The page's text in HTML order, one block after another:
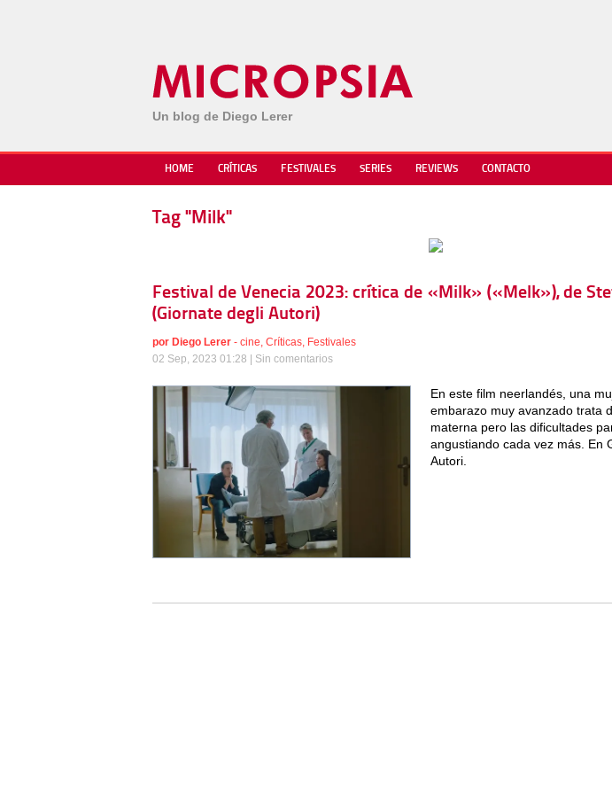
Un blog de Diego Lerer
HOME CRÍTICAS FESTIVALES SERIES REVIEWS CONTACTO
Tag "Milk"
Festival de Venecia 2023: crítica de «Milk» («Melk»), de
(Giornate degli Autori)
por Diego Lerer - cine, Críticas, Festivales
02 Sep, 2023 01:28 | Sin comentarios
En este film neerlandés, una
embarazo muy avanzado trata
materna pero las dificultades
angustiando cada vez más. En
Autori.